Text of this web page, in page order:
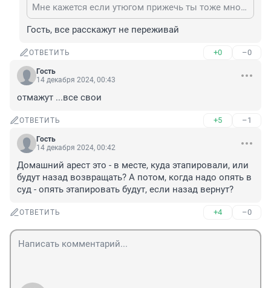
Мне кажется если утюгом прижечь ты тоже много расскажешь.
Гость, все расскажут не переживай
ОТВЕТИТЬ +0 –0
Гость
14 декабря 2024, 00:43
отмажут ...все свои
ОТВЕТИТЬ +5 –1
Гость
14 декабря 2024, 00:42
Домашний арест это - в месте, куда этапировали, или
будут назад возвращать? А потом, когда надо опять в
суд - опять этапировать будут, если назад вернут?
ОТВЕТИТЬ +4 –0